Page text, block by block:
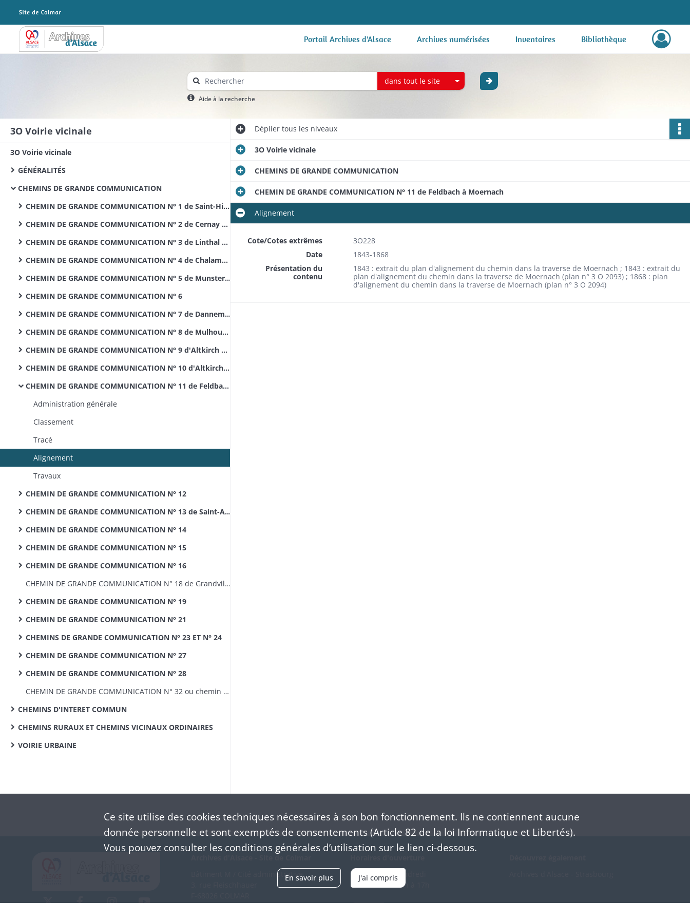
Archives Alsace - Colmar Portail Archives d'Alsace Archives numérisées Inventaires Bibliothèque
dans tout le site
Aide à la recherche
3O Voirie vicinale
3O Voirie vicinale
GÉNÉRALITÉS
CHEMINS DE GRANDE COMMUNICATION
CHEMIN DE GRANDE COMMUNICATION N° 1 de Saint-Hippolyte à Neuf-Brisach
CHEMIN DE GRANDE COMMUNICATION N° 2 de Cernay à Neuf-Brisach
CHEMIN DE GRANDE COMMUNICATION N° 3 de Linthal à Fessenheim
CHEMIN DE GRANDE COMMUNICATION N° 4 de Chalampé à Soultz
CHEMIN DE GRANDE COMMUNICATION N° 5 de Munster à Gérardmer
CHEMIN DE GRANDE COMMUNICATION N° 6
CHEMIN DE GRANDE COMMUNICATION N° 7 de Dannemarie à Winkel
CHEMIN DE GRANDE COMMUNICATION N° 8 de Mulhouse au Pont d'Aspach
CHEMIN DE GRANDE COMMUNICATION N° 9 d'Altkirch à Leymen
CHEMIN DE GRANDE COMMUNICATION N° 10 d'Altkirch à Pfetterhouse
CHEMIN DE GRANDE COMMUNICATION N° 11 de Feldbach à Moernach
Administration générale
Classement
Tracé
Alignement
Travaux
CHEMIN DE GRANDE COMMUNICATION N° 12
CHEMIN DE GRANDE COMMUNICATION N° 13 de Saint-Amarin à Wildenstein et CHEMINS D'INTERET COMMUN N° 36 de Kruth à Ventron et N° 37 de Wildenstein à La Bresse
CHEMIN DE GRANDE COMMUNICATION N° 14
CHEMIN DE GRANDE COMMUNICATION N° 15
CHEMIN DE GRANDE COMMUNICATION N° 16
CHEMIN DE GRANDE COMMUNICATION N° 18 de Grandvillars à Faverois : tracé, travaux
CHEMIN DE GRANDE COMMUNICATION N° 19
CHEMIN DE GRANDE COMMUNICATION N° 21
CHEMINS DE GRANDE COMMUNICATION N° 23 ET N° 24
CHEMIN DE GRANDE COMMUNICATION N° 27
CHEMIN DE GRANDE COMMUNICATION N° 28
CHEMIN DE GRANDE COMMUNICATION N° 32 ou chemin de grande communication n° 3bis de Sainte-Marie-aux-Mines à Sélestat : tracé, travaux
CHEMINS D'INTERET COMMUN
CHEMINS RURAUX ET CHEMINS VICINAUX ORDINAIRES
VOIRIE URBAINE
Dépliertous les niveaux
3O Voirie vicinale
CHEMINS DE GRANDE COMMUNICATION
CHEMIN DE GRANDE COMMUNICATION N° 11 de Feldbach à Moernach
Alignement
Cote/Cotes extrêmes
3O228
Date
1843-1868
Présentation du
contenu
1843 : extrait du plan d'alignement du chemin dans la traverse de Moernach ; 1843 : extrait du
plan d'alignement du chemin dans la traverse de Moernach (plan n° 3 O 2093) ; 1868 : plan
d'alignement du chemin dans la traverse de Moernach (plan n° 3 O 2094)
Bâtiment M / Cité administrative
(+33) 3 89 21 97 00
Du mardi au vendredi
en continu de 9h à 17h
Ce site utilise des cookiestechniques nécessaires à son bon fonctionnement. Ils ne contiennent aucune
donnée personnelle et sont exemptés de consentements (Article 82 de la loi Informatique et Libertés).
Vous pouvez consulter les conditions générales d’utilisation sur le lien ci-dessous.
En savoir plus J'ai compris